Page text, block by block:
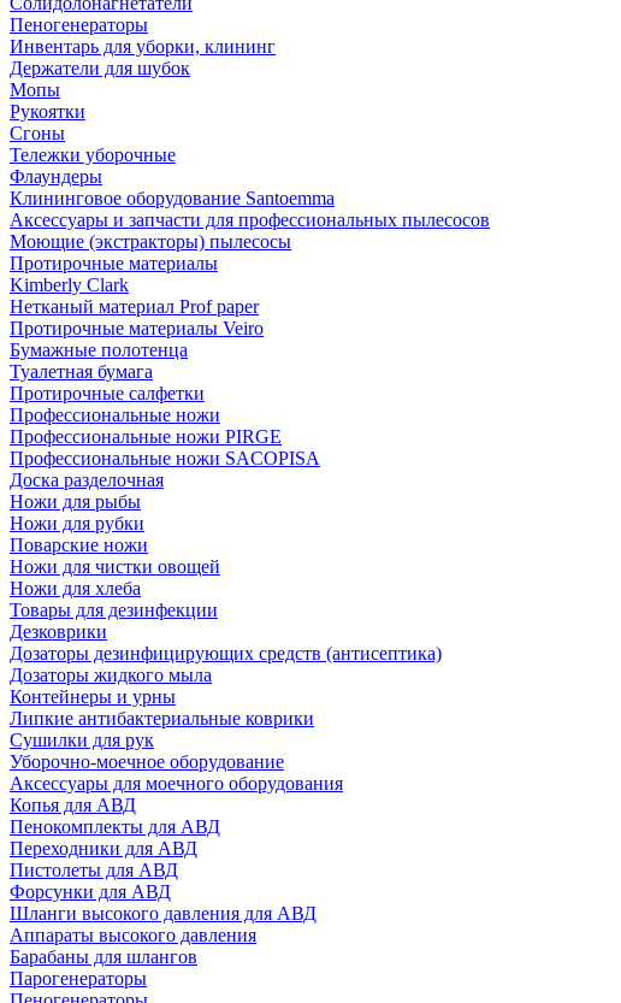
Пеногенераторы
Инвентарь для уборки, клининг
Держатели для шубок
Мопы
Рукоятки
Сгоны
Тележки уборочные
Флаундеры
Клининговое оборудование Santoemma
Аксессуары и запчасти для профессиональных пылесосов
Моющие (экстракторы) пылесосы
Протирочные материалы
Kimberly Clark
Нетканый материал Prof paper
Протирочные материалы Veiro
Бумажные полотенца
Туалетная бумага
Протирочные салфетки
Профессиональные ножи
Профессиональные ножи PIRGE
Профессиональные ножи SACOPISA
Доска разделочная
Ножи для рыбы
Ножи для рубки
Поварские ножи
Ножи для чистки овощей
Ножи для хлеба
Товары для дезинфекции
Дезковрики
Дозаторы дезинфицирующих средств (антисептика)
Дозаторы жидкого мыла
Контейнеры и урны
Липкие антибактериальные коврики
Сушилки для рук
Уборочно-моечное оборудование
Аксессуары для моечного оборудования
Копья для АВД
Пенокомплекты для АВД
Переходники для АВД
Пистолеты для АВД
Форсунки для АВД
Шланги высокого давления для АВД
Аппараты высокого давления
Барабаны для шлангов
Парогенераторы